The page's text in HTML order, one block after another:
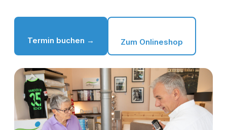
Termin buchen → Zum Onlineshop